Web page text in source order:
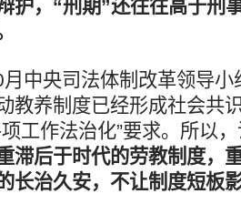
护，“刑期”还往往高于刑
中央司法体制改革领导
教养制度已经形成社会共
工作法治化”要求。所以
滞后于时代的劳教制度，
长治久安，不让制度短板